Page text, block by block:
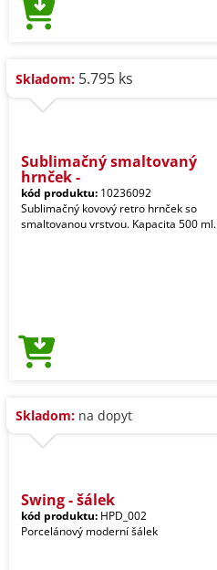
Skladom: 5.795 ks
Sublimačný smaltovaný
hrnček -
kód produktu: 10236092
Sublimačný kovový retro hrnček so
smaltovanou vrstvou. Kapacita 500 ml.
Skladom: na dopyt
Swing - šálek
kód produktu: HPD_002
Porcelánový moderní šálek